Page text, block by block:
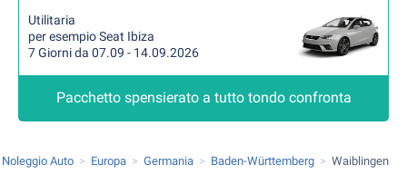
Utilitaria
per esempio Seat Ibiza
7 Giorni da 07.09 - 14.09.2026
Pacchetto spensierato a tutto tondo confronta
Noleggio Auto Europa Germania Baden-Württemberg Waiblingen